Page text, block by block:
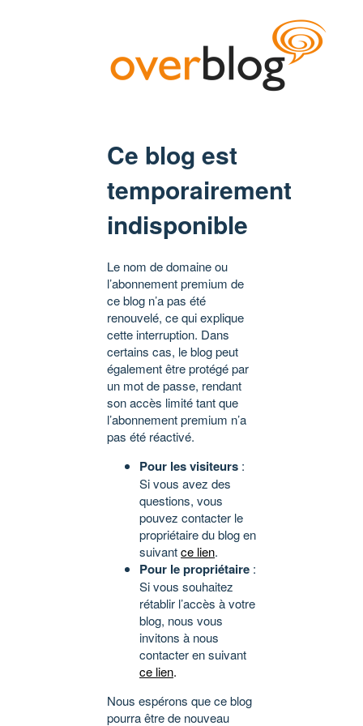
Ce blog est
temporairement
indisponible
Le nom de domaine ou
l’abonnement premium de
ce blog n’a pas été
renouvelé, ce qui explique
cette interruption. Dans
certains cas, le blog peut
également être protégé par
un mot de passe, rendant
son accès limité tant que
l’abonnement premium n’a
pas été réactivé.
Pour les visiteurs :
Si vous avez des
questions, vous
pouvez contacter le
propriétaire du blog en
suivantce lien.
Pour le propriétaire :
Si vous souhaitez
rétablir l’accès à votre
blog, nous vous
invitons à nous
contacter en suivant
ce lien.
Nous espérons que ce blog
pourra être de nouveau